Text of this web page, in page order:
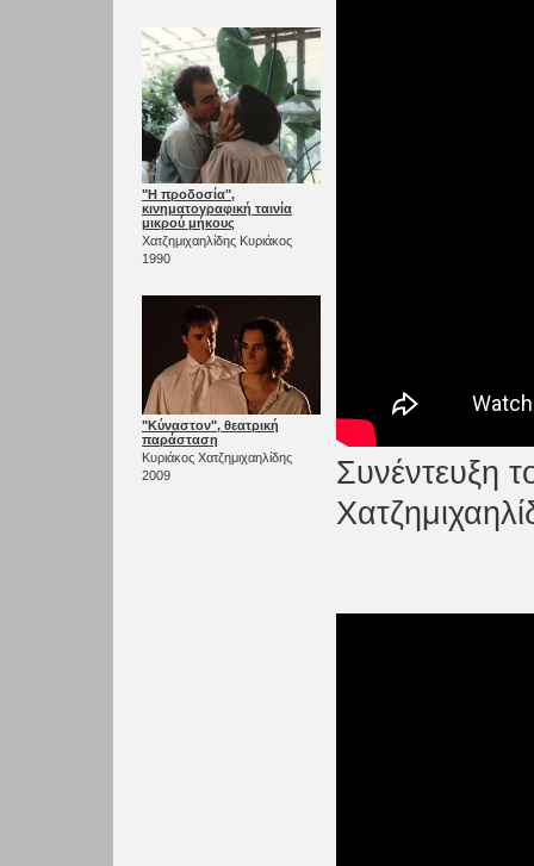
"Η προδοσία",
κινηματογραφική ταινία
μικρού μήκους
Χατζημιχαηλίδης Κυριάκος
1990
"Κύναστον", θεατρική
παράσταση
Κυριάκος Χατζημιχαηλίδης
2009
Συνέντευξη